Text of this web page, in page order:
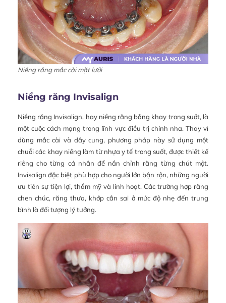
Niềng răng mắc cài mặt lưỡi
Niềng răng Invisalign
Niềng răng Invisalign, hay niềng răng bằng khay trong suốt, là
một cuộc cách mạng trong lĩnh vực điều trị chỉnh nha. Thay vì
dùng mắc cài và dây cung, phương pháp này sử dụng một
chuỗi các khay niềng làm từ nhựa y tế trong suốt, được thiết kế
riêng cho từng cá nhân để nắn chỉnh răng từng chút một.
Invisalign đặc biệt phù hợp cho người lớn bận rộn, những người
ưu tiên sự tiện lợi, thẩm mỹ và linh hoạt. Các trường hợp răng
chen chúc, răng thưa, khớp cắn sai ở mức độ nhẹ đến trung
bình là đối tượng lý tưởng.